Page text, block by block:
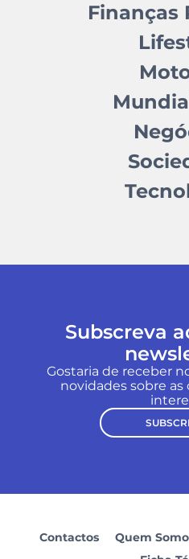
Finanças
Subscreva
Gostaria de receber
novidades sobre as
Contactos Quem